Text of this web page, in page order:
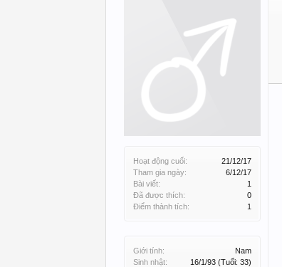
Hoạt động cuối:
21/12/17
Tham gia ngày:
6/12/17
Bài viết:
1
Đã được thích:
0
Điểm thành tích:
1
Giới tính:
Nam
Sinh nhật:
16/1/93 (Tuổi: 33)